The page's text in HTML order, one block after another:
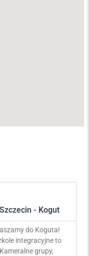
- Kogut
do Koguta!
integracyjne to
grupy,